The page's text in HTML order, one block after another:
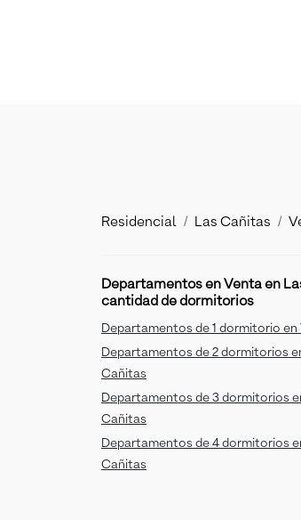
Residencial Las Cañitas
Departamentos en Venta en
cantidad de dormitorios
Departamentos de 1 dormitorio
Departamentos de 2 dormitorios
Cañitas
Departamentos de 3 dormitorios
Cañitas
Departamentos de 4 dormitorios
Cañitas